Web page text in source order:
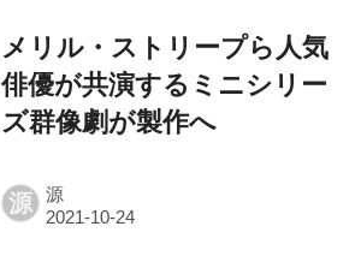
メリル・ストリープら人気
俳優が共演するミニシリー
ズ群像劇が製作へ
源 源